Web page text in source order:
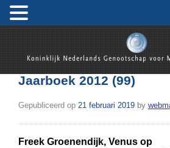
Koninklijk Nederlands
Penningkunde
Jaarboek 2012 (99)
Gepubliceerd op 21 februari 2019 by
Freek Groenendijk, Venus op